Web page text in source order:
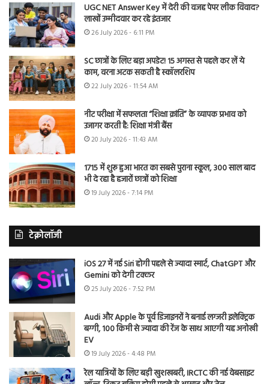
UGC NET Answer Key में देरी की वजह पेपर लीक विवाद?
लाखों उम्मीदवार कर रहे इंतजार
26 July 2026 - 6:11 PM
SC छात्रों के लिए बड़ा अपडेट! 15 अगस्त से पहले कर लें ये
काम, वरना अटक सकती है स्कॉलरशिप
22 July 2026 - 11:54 AM
नीट परीक्षा में सफलता “शिक्षा क्रांति” के व्यापक प्रभाव को
उजागर करती है: शिक्षा मंत्री बैंस
20 July 2026 - 11:43 AM
1715 में शुरू हुआ भारत का सबसे पुराना स्कूल, 300 साल बाद
भी दे रहा है हजारों छात्रों को शिक्षा
19 July 2026 - 7:14 PM
टेक्नोलॉजी
iOS 27 में नई Siri होगी पहले से ज्यादा स्मार्ट, ChatGPT और
Gemini को देगी टक्कर
25 July 2026 - 7:52 PM
Audi और Apple के पूर्व डिजाइनरों ने बनाई लग्जरी इलेक्ट्रिक
बग्गी, 100 किमी से ज्यादा की रेंज के साथ आएगी यह अनोखी
EV
19 July 2026 - 4:48 PM
रेल यात्रियों के लिए बड़ी खुशखबरी, IRCTC की नई वेबसाइट